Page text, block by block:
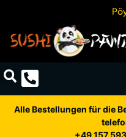
Alle Bestellungen für die